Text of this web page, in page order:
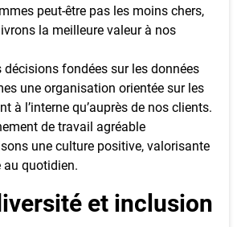
peut-être pas les moins chers,
la meilleure valeur à nos
décisions fondées sur les données
une organisation orientée sur les
à l’interne qu’auprès de nos clients.
de travail agréable
une culture positive, valorisante
quotidien.
et inclusion